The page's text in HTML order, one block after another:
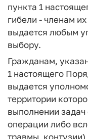
пункта 1
гибели - членам
выдается любым
выбору.
Гражданам,
1 настоящего
выдается
территории
выполнении
операции либо
травмы,